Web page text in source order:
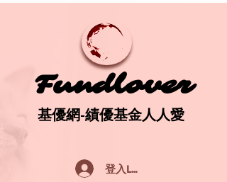
Fundlover
Fundlover
基優網-績優基金人人愛
基優網-績優基金人人愛
登入Log In